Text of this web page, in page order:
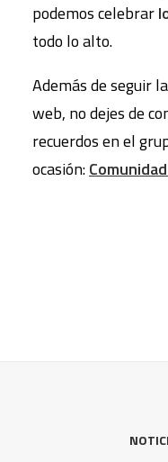
podemos celebrar
todo lo alto.
Además de seguir
web, no dejes de
recuerdos en el
ocasión: